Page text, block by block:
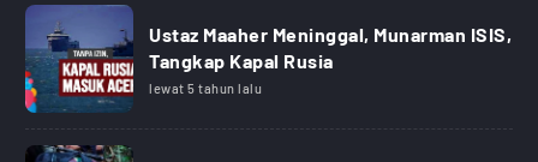
Ustaz Maaher Meninggal, Munarman ISIS,
Tangkap Kapal Rusia
lewat 5 tahun lalu